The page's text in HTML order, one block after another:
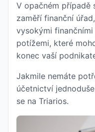
V opačném případě
zaměří finanční
vysokými
potížemi, které
konec vaší
Jakmile nemáte
účetnictví
se na Triarios.